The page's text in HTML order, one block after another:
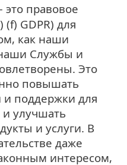
правовое
(f) GDPR) для
как наши
Службы и
Это
повышать
и поддержки для
улучшать
и услуги. В
даже
интересом,